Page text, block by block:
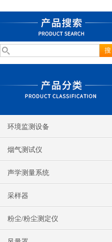
环境监测设备
烟气测试仪
声学测量系统
采样器
粉尘/粉尘测定仪